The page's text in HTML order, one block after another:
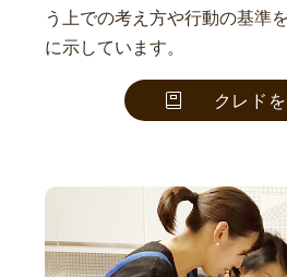
う上での考え方や行動の基準
に示しています。
クレド